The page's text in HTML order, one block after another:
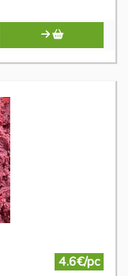
4.6€/pc